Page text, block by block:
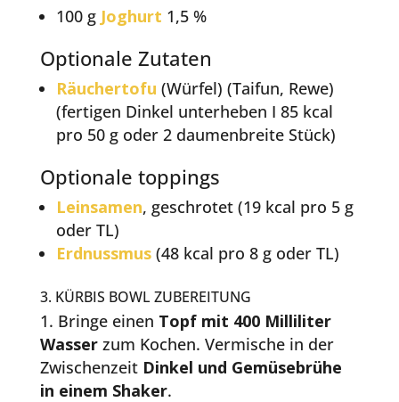
100 g Joghurt 1,5 %
Optionale Zutaten
Räuchertofu (Würfel) (Taifun, Rewe)
(fertigen Dinkel unterheben I 85 kcal
pro 50 g oder 2 daumenbreite Stück)
Optionale toppings
Leinsamen, geschrotet (19 kcal pro 5 g
oder TL)
Erdnussmus(48 kcal pro 8 g oder TL)
3. KÜRBIS BOWL ZUBEREITUNG
Bringe einen Topf mit 400 Milliliter
Wasserzum Kochen. Vermische in der
Zwischenzeit Dinkel und Gemüsebrühe
in einem Shaker.